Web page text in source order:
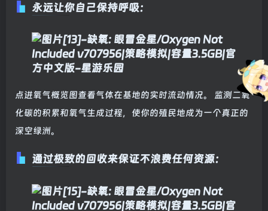
永远让你自己保持呼吸：
点进氧气概览图查看气体在基地的实时流动情况。 监测二氧
化碳的积累和氧气生成过程，使你的殖民地成为一个真正的
深空绿洲。
通过极致的回收来保证不浪费任何资源：